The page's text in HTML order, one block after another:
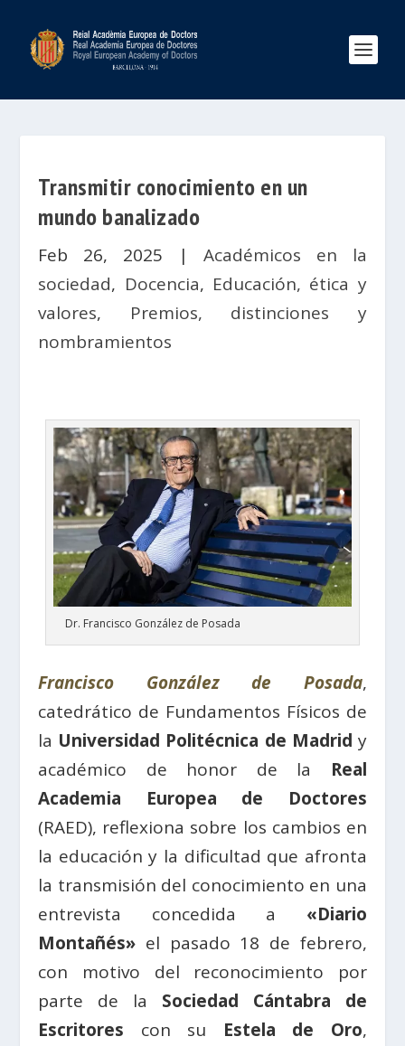
Transmitir conocimiento en un
mundo banalizado
Feb 26, 2025 | Académicos en la
sociedad, Docencia, Educación, ética y
valores, Premios, distinciones y
nombramientos
Dr. Francisco González de Posada
Francisco González de Posada,
catedrático de Fundamentos Físicos de
la Universidad Politécnica de Madrid y
académico de honor de la Real
Academia Europea de Doctores
(RAED), reflexiona sobre los cambios en
la educación y la dificultad que afronta
la transmisión del conocimiento en una
entrevista concedida a «Diario
Montañés» el pasado 18 de febrero,
con motivo del reconocimiento por
parte de la Sociedad Cántabra de
Escritores con su Estela de Oro,